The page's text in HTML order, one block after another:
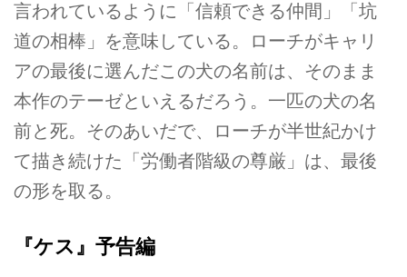
言われているように「信頼できる仲間」「坑
道の相棒」を意味している。ローチがキャリ
アの最後に選んだこの犬の名前は、そのまま
本作のテーゼといえるだろう。一匹の犬の名
前と死。そのあいだで、ローチが半世紀かけ
て描き続けた「労働者階級の尊厳」は、最後
の形を取る。
『ケス』予告編